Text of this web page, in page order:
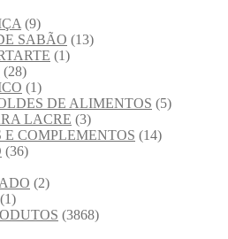
(9)
SABÃO (13)
(1)
(28)
(1)
DE ALIMENTOS (5)
LACRE (3)
COMPLEMENTOS (14)
(36)
(2)
(1)
(3868)